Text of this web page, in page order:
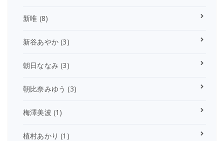
新唯 (8)
新谷あやか (3)
朝日ななみ (3)
朝比奈みゆう (3)
梅澤美波 (1)
植村あかり (1)